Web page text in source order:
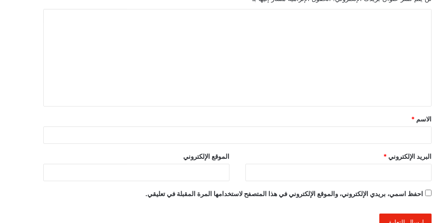
ق
*
الاسم *
البريد الإلكتروني * الموقع الإلكتروني
احفظ اسمي، بريدي الإلكتروني، والموقع الإلكتروني في هذا المتصفح لاستخدامها المرة المقبلة في تعليقي.